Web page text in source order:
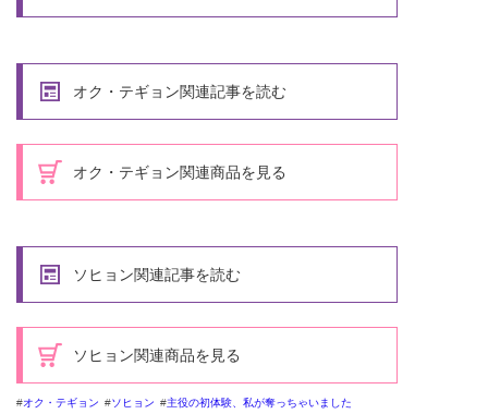
オク・テギョン関連記事を読む
オク・テギョン関連商品を見る
ソヒョン関連記事を読む
ソヒョン関連商品を見る
オク・テギョン ソヒョン 主役の初体験、私が奪っちゃいました